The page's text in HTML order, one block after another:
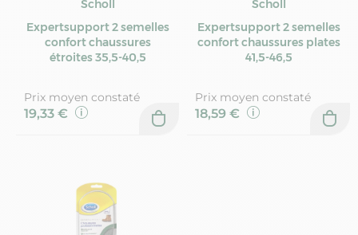
Scholl
Expertsupport 2 semelles
confort chaussures
étroites 35,5-40,5
Prix moyen constaté
19,33 €
Scholl
Expertsupport 2 semelles
confort chaussures plates
41,5-46,5
Prix moyen constaté
18,59 €